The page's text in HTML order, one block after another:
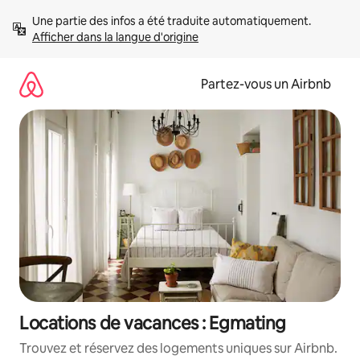
directement
Afficher dans la langue d'origine
Partez-vous un Airbnb
Locations de vacances : Egmating
Trouvez et réservez des logements uniques sur Airbnb.